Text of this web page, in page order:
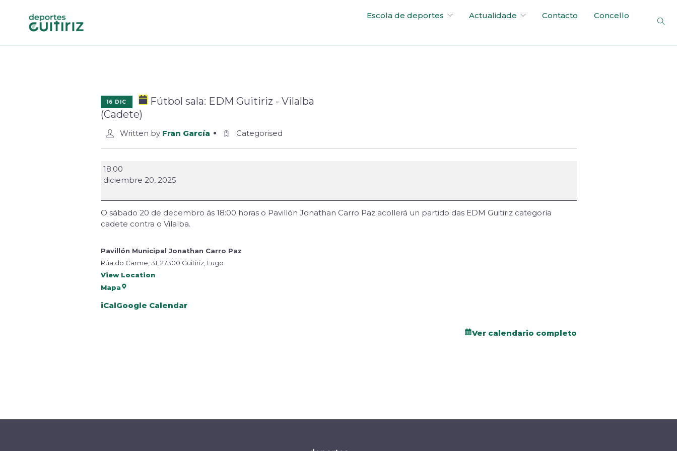
Escola de deportes Actualidade Contacto Concello
16 DIC
Fútbol sala: EDM Guitiriz - Vilalba
(Cadete)
Written by Fran García Categorised
18:00
diciembre 20, 2025
O sábado 20 de decembro ás 18:00 horas o Pavillón Jonathan Carro Paz acollerá un partido das EDM Guitiriz categoría
cadete contra o Vilalba.
Pavillón Municipal Jonathan Carro Paz
Rúa do Carme, 31, 27300 Guitiriz, Lugo
View Location
Mapa
iCalGoogle Calendar
Ver calendario completo